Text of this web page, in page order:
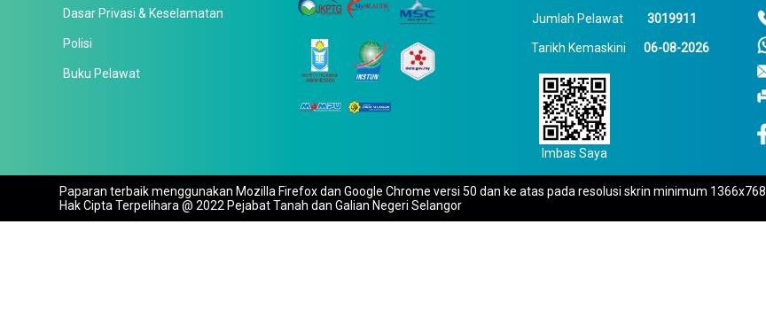
Dasar Privasi & Keselamatan
Polisi
Buku Pelawat
Jumlah Pelawat 3019911
Tarikh Kemaskini 06-08-2026
Imbas Saya
Paparan terbaik menggunakan Mozilla Firefox dan Google Chrome versi 50 dan ke atas pada resolusi skrin minimum 1366x768.
Hak Cipta Terpelihara @ 2022 Pejabat Tanah dan Galian Negeri Selangor